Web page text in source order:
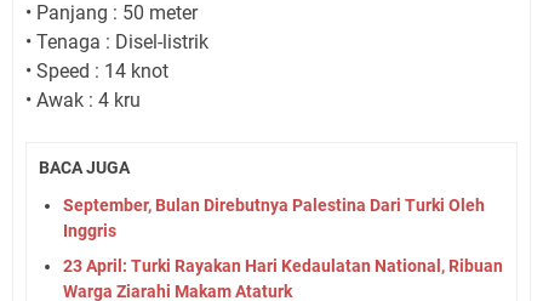
• Panjang : 50 meter
• Tenaga : Disel-listrik
• Speed : 14 knot
• Awak : 4 kru
BACA JUGA
September, Bulan Direbutnya Palestina Dari Turki Oleh
Inggris
23 April: Turki Rayakan Hari Kedaulatan National, Ribuan
Warga Ziarahi Makam Ataturk